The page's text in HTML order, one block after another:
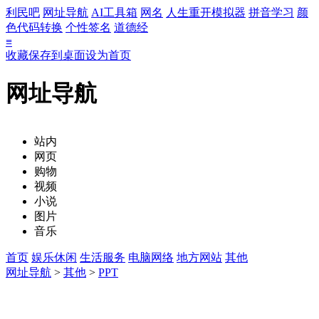
利民吧 网址导航 AI工具箱 网名 人生重开模拟器 拼音学习 颜
色代码转换 个性签名 道德经
≡
收藏保存到桌面设为首页
网址导航
站内
网页
购物
视频
小说
图片
音乐
首页 娱乐休闲 生活服务 电脑网络 地方网站 其他
网址导航 > 其他 > PPT